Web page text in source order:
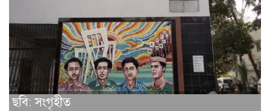
ছবি: সংগৃহীত